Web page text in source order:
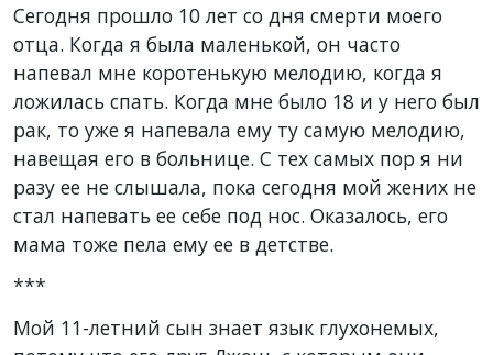
Сегодня прошло 10 лет со дня смерти моего
отца. Когда я была маленькой, он часто
напевал мне коротенькую мелодию, когда я
ложилась спать. Когда мне было 18 и у него был
рак, то уже я напевала ему ту самую мелодию,
навещая его в больнице. С тех самых пор я ни
разу ее не слышала, пока сегодня мой жених не
стал напевать ее себе под нос. Оказалось, его
мама тоже пела ему ее в детстве.
***
Мой 11-летний сын знает язык глухонемых,